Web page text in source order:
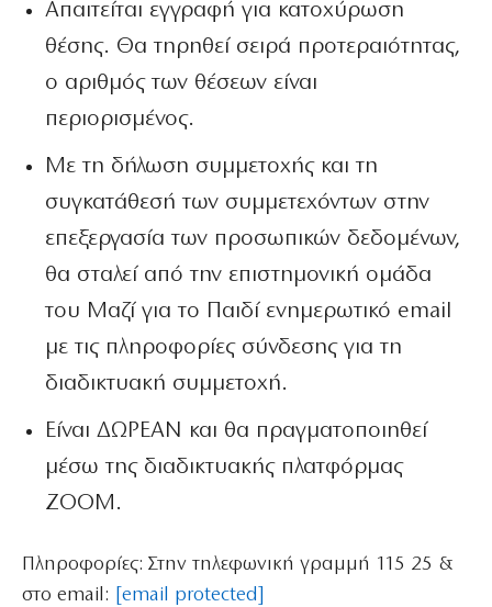
Απαιτείται εγγραφή για κατοχύρωση
θέσης. Θα τηρηθεί σειρά προτεραιότητας,
ο αριθμός των θέσεων είναι
περιορισμένος.
Με τη δήλωση συμμετοχής και τη
συγκατάθεσή των συμμετεχόντων στην
επεξεργασία των προσωπικών δεδομένων,
θα σταλεί από την επιστημονική ομάδα
του Μαζί για το Παιδί ενημερωτικό email
με τις πληροφορίες σύνδεσης για τη
διαδικτυακή συμμετοχή.
Είναι ΔΩΡΕΑΝ και θα πραγματοποιηθεί
μέσω της διαδικτυακής πλατφόρμας
ΖΟΟΜ.
Πληροφορίες: Στην τηλεφωνική γραμμή 115 25 &
στο email:
[email protected]